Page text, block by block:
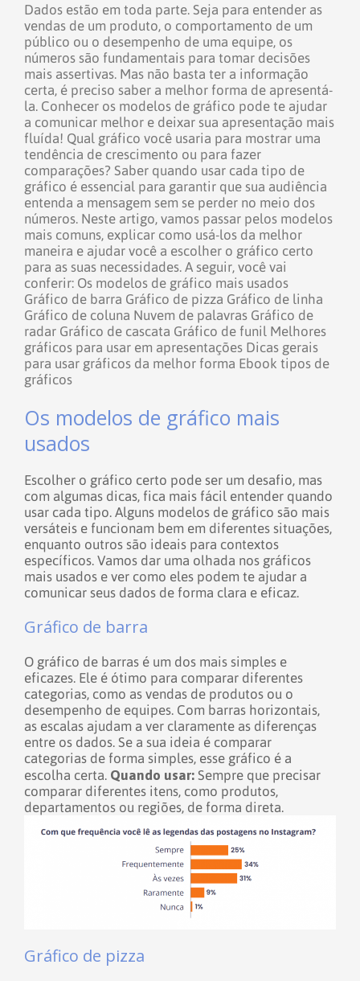
Dados estão em toda parte. Seja para entender as
vendas de um produto, o comportamento de um
público ou o desempenho de uma equipe, os
números são fundamentais para tomar decisões
mais assertivas. Mas não basta ter a informação
certa, é preciso saber a melhor forma de apresentá-
la. Conhecer os modelos de gráfico pode te ajudar
a comunicar melhor e deixar sua apresentação mais
fluída! Qual gráfico você usaria para mostrar uma
tendência de crescimento ou para fazer
comparações? Saber quando usar cada tipo de
gráfico é essencial para garantir que sua audiência
entenda a mensagem sem se perder no meio dos
números. Neste artigo, vamos passar pelos modelos
mais comuns, explicar como usá-los da melhor
maneira e ajudar você a escolher o gráfico certo
para as suas necessidades. A seguir, você vai
conferir: Os modelos de gráfico mais usados
Gráfico de barra Gráfico de pizza Gráfico de linha
Gráfico de coluna Nuvem de palavras Gráfico de
radar Gráfico de cascata Gráfico de funil Melhores
gráficos para usar em apresentações Dicas gerais
para usar gráficos da melhor forma Ebook tipos de
gráficos
Os modelos de gráfico mais
usados
Escolher o gráfico certo pode ser um desafio, mas
com algumas dicas, fica mais fácil entender quando
usar cada tipo. Alguns modelos de gráfico são mais
versáteis e funcionam bem em diferentes situações,
enquanto outros são ideais para contextos
específicos. Vamos dar uma olhada nos gráficos
mais usados e ver como eles podem te ajudar a
comunicar seus dados de forma clara e eficaz.
Gráfico de barra
O gráfico de barras é um dos mais simples e
eficazes. Ele é ótimo para comparar diferentes
categorias, como as vendas de produtos ou o
desempenho de equipes. Com barras horizontais,
as escalas ajudam a ver claramente as diferenças
entre os dados. Se a sua ideia é comparar
categorias de forma simples, esse gráfico é a
escolha certa. Quando usar:Sempre que precisar
comparar diferentes itens, como produtos,
departamentos ou regiões, de forma direta.
Gráfico de pizza